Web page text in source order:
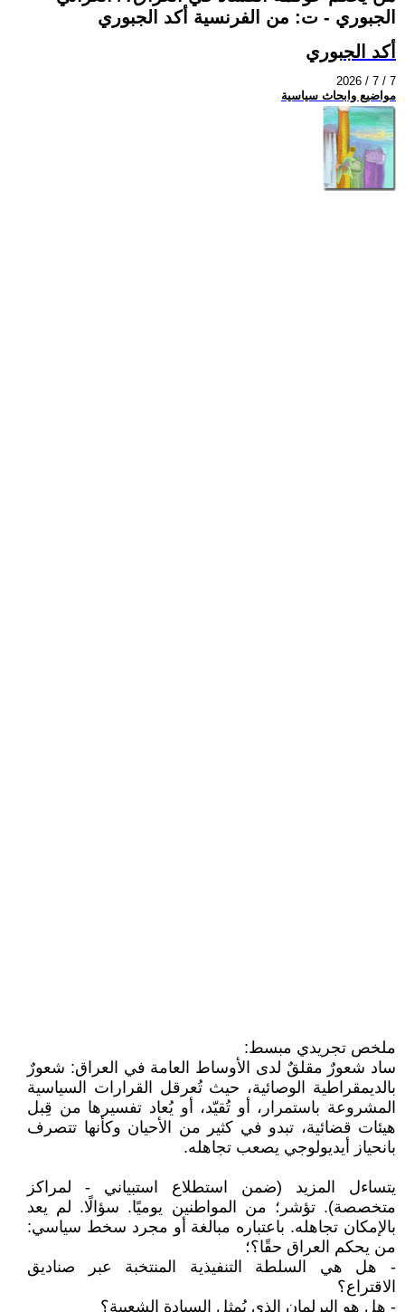
الجبوري - ت: من الفرنسية أكد الجبوري
أكد الجبوري
2026 / 7 / 7
مواضيع وابحاث سياسية
ملخص تجريدي مبسط:
ساد شعورٌ مقلقٌ لدى الأوساط العامة في العراق: شعورٌ
بالديمقراطية الوصائية، حيث تُعرقل القرارات السياسية
المشروعة باستمرار، أو تُقيّد، أو يُعاد تفسيرها من قِبل
هيئات قضائية، تبدو في كثير من الأحيان وكأنها تتصرف
بانحياز أيديولوجي يصعب تجاهله.
يتساءل المزيد (ضمن استطلاع استبياني - لمراكز
متخصصة). تؤشر؛ من المواطنين يوميًا. سؤالًا. لم يعد
بالإمكان تجاهله. باعتباره مبالغة أو مجرد سخط سياسي:
من يحكم العراق حقًا؟؛
- هل هي السلطة التنفيذية المنتخبة عبر صناديق
الاقتراع؟
- هل هو البرلمان الذي يُمثل السيادة الشعبية؟